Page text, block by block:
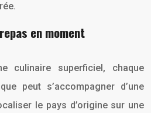
en moment
culinaire superficiel, chaque
peut s’accompagner d’une
le pays d’origine sur une